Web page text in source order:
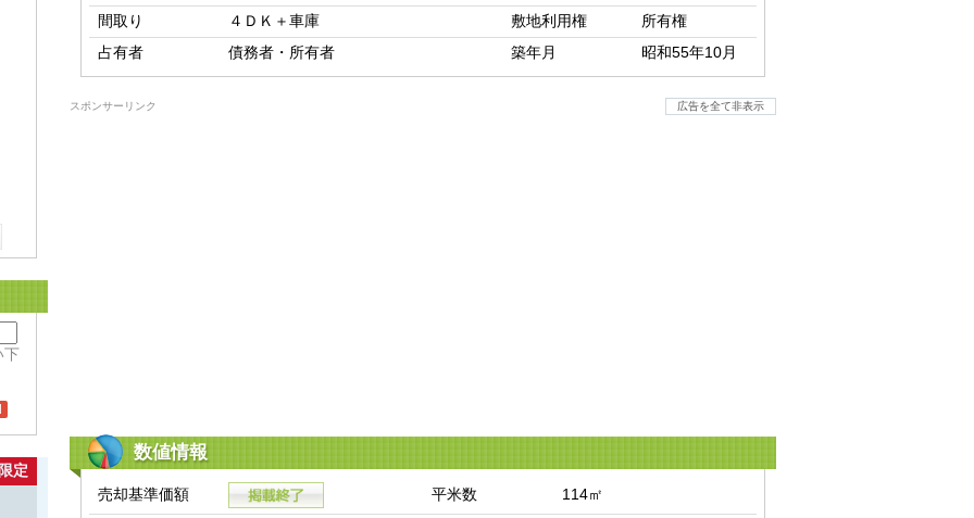
下
定
間取り ４ＤＫ＋車庫 敷地利用権
所有権
占有者
債務者・所有者 築年月 昭和55年10月
スポンサーリンク 広告を全て非表示
数値情報
売却基準価額 平米数
114㎡